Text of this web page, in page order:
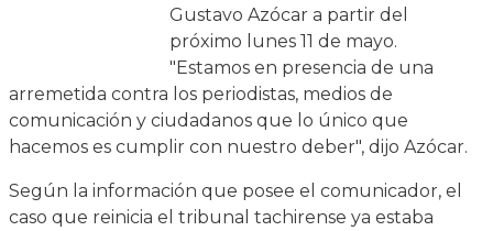
Gustavo Azócar a partir del
próximo lunes 11 de mayo.
"Estamos en presencia de una
arremetida contra los periodistas, medios de
comunicación y ciudadanos que lo único que
hacemos es cumplir con nuestro deber", dijo Azócar.
Según la información que posee el comunicador, el
caso que reinicia el tribunal tachirense ya estaba